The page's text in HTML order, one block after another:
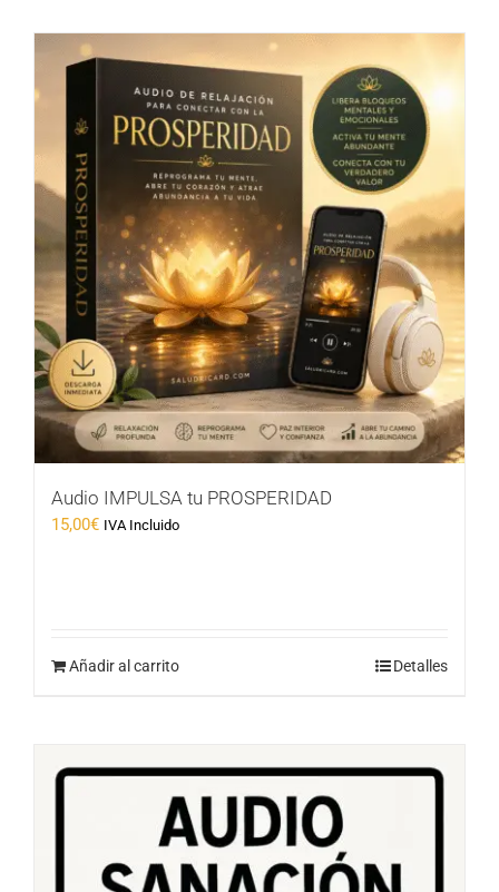
Audio IMPULSA tu PROSPERIDAD
15,00€ IVA Incluido
Añadir al carrito Detalles